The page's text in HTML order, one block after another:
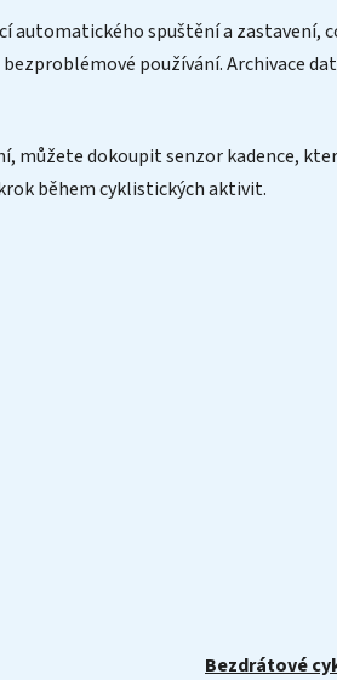
automatického spuštění a
používání. Archivace
můžete dokoupit senzor kadence,
během cyklistických aktivit.
Bezdrátové